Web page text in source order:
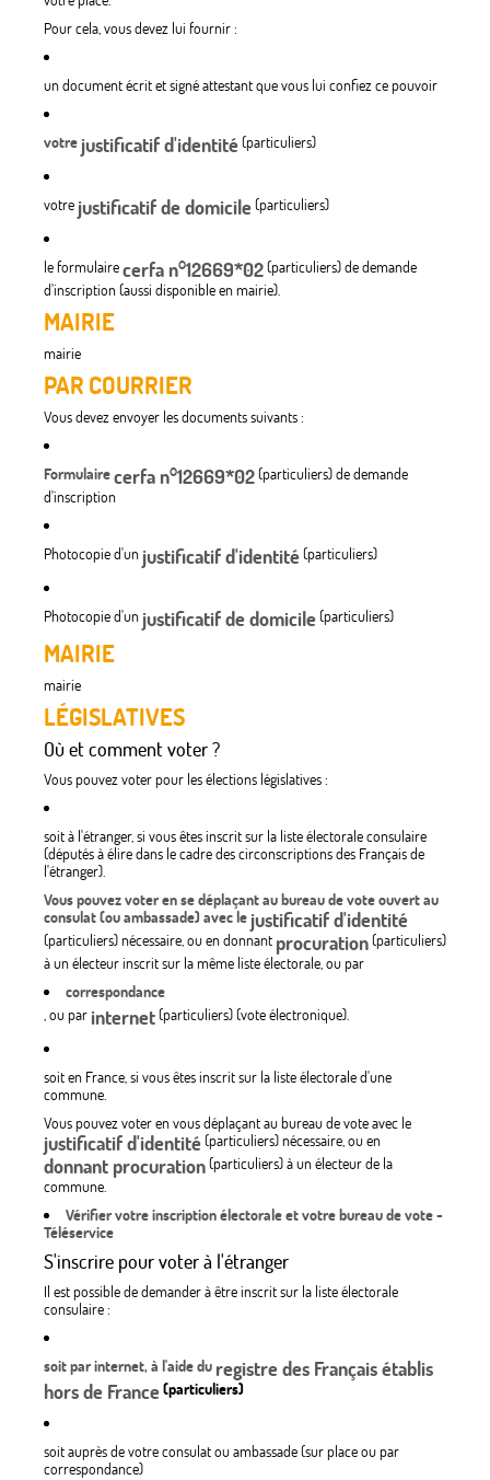
Pour cela, vous devez lui fournir :
un document écrit et signé attestant que vous lui confiez ce pouvoir
votre justificatif d'identité(particuliers)
votre justificatif de domicile(particuliers)
le formulairecerfa n°12669*02(particuliers) de demande
d'inscription (aussi disponible en mairie).
MAIRIE
mairie
PAR COURRIER
Vous devez envoyer les documents suivants :
Formulairecerfa n°12669*02(particuliers) de demande
d'inscription
Photocopie d'un justificatif d'identité(particuliers)
Photocopie d'un justificatif de domicile(particuliers)
MAIRIE
mairie
LÉGISLATIVES
Où et comment voter ?
Vous pouvez voter pour les élections législatives :
soit à l'étranger, si vous êtes inscrit sur la liste électorale consulaire
(députés à élire dans le cadre des circonscriptions des Français de
l'étranger).
Vous pouvez voter en se déplaçant au bureau de vote ouvert au
consulat (ou ambassade) avec le justificatif d'identité
(particuliers) nécessaire, ou en donnant procuration(particuliers)
à un électeur inscrit sur la même liste électorale, ou par
correspondance
, ou par internet(particuliers) (vote électronique).
soit en France, si vous êtes inscrit sur la liste électorale d'une
commune.
Vous pouvez voter en vous déplaçant au bureau de vote avec le
justificatif d'identité(particuliers) nécessaire, ou en
donnant procuration(particuliers) à un électeur de la
commune.
Vérifier votre inscription électorale et votre bureau de vote -
Téléservice
S'inscrire pour voter à l'étranger
Il est possible de demander à être inscrit sur la liste électorale
consulaire :
soit par internet,à l'aide du registre des Français établis
hors de France(particuliers)
soit auprès de votre consulat ou ambassade (sur place ou par
correspondance)